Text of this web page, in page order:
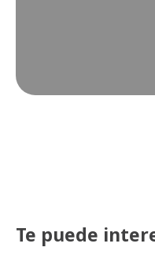
Te puede